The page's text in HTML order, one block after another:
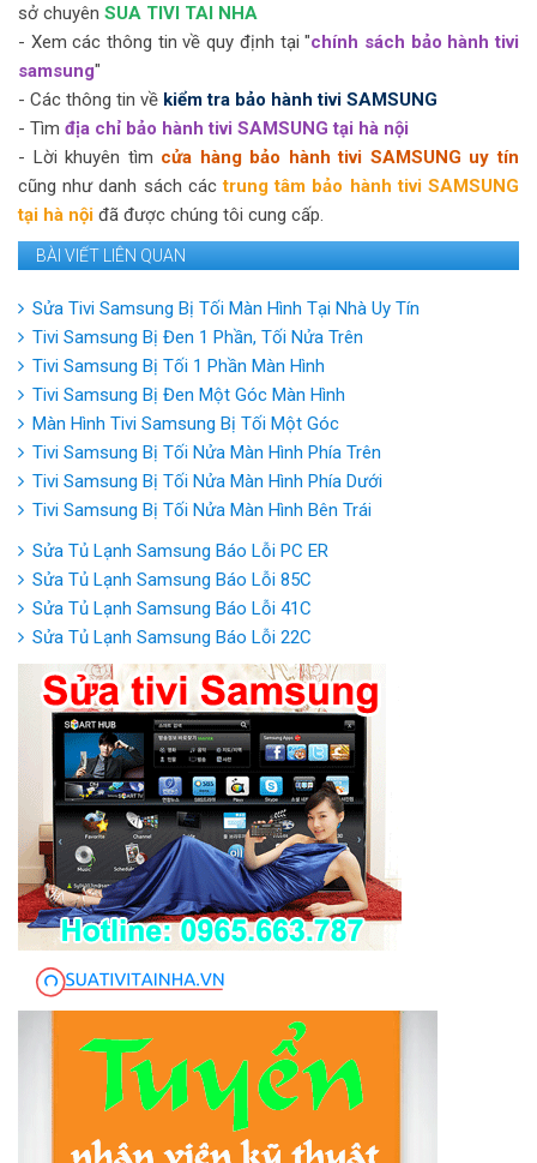
sở chuyên SUA TIVI TAI NHA
- Xem các thông tin về quy định tại "chính sách bảo hành tivi
samsung"
- Các thông tin về kiểm tra bảo hành tivi SAMSUNG
- Tìm địa chỉ bảo hành tivi SAMSUNG tại hà nội
- Lời khuyên tìm cửa hàng bảo hành tivi SAMSUNG uy tín
cũng như danh sách cáctrung tâm bảo hành tivi SAMSUNG
tại hà nội đã được chúng tôi cung cấp.
BÀI VIẾT LIÊN QUAN
Sửa Tivi Samsung Bị Tối Màn Hình Tại Nhà Uy Tín
Tivi Samsung Bị Đen 1 Phần, Tối Nửa Trên
Tivi Samsung Bị Tối 1 Phần Màn Hình
Tivi Samsung Bị Đen Một Góc Màn Hình
Màn Hình Tivi Samsung Bị Tối Một Góc
Tivi Samsung Bị Tối Nửa Màn Hình Phía Trên
Tivi Samsung Bị Tối Nửa Màn Hình Phía Dưới
Tivi Samsung Bị Tối Nửa Màn Hình Bên Trái
Sửa Tủ Lạnh Samsung Báo Lỗi PC ER
Sửa Tủ Lạnh Samsung Báo Lỗi 85C
Sửa Tủ Lạnh Samsung Báo Lỗi 41C
Sửa Tủ Lạnh Samsung Báo Lỗi 22C